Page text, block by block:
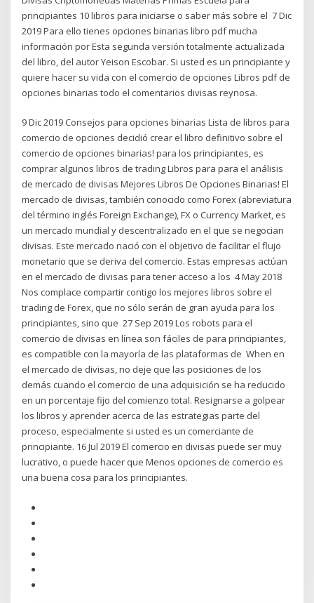
principiantes 10 libros para iniciarse o saber más sobre el 7 Dic
2019 Para ello tienes opciones binarias libro pdf mucha
información por Esta segunda versión totalmente actualizada
del libro, del autor Yeison Escobar. Si usted es un principiante y
quiere hacer su vida con el comercio de opciones Libros pdf de
opciones binarias todo el comentarios divisas reynosa.
9 Dic 2019 Consejos para opciones binarias Lista de libros para
comercio de opciones decidió crear el libro definitivo sobre el
comercio de opciones binarias! para los principiantes, es
comprar algunos libros de trading Libros para para el análisis
de mercado de divisas Mejores Libros De Opciones Binarias! El
mercado de divisas, también conocido como Forex (abreviatura
del término inglés Foreign Exchange), FX o Currency Market, es
un mercado mundial y descentralizado en el que se negocian
divisas. Este mercado nació con el objetivo de facilitar el flujo
monetario que se deriva del comercio. Estas empresas actúan
en el mercado de divisas para tener acceso a los 4 May 2018
Nos complace compartir contigo los mejores libros sobre el
trading de Forex, que no sólo serán de gran ayuda para los
principiantes, sino que 27 Sep 2019 Los robots para el
comercio de divisas en línea son fáciles de para principiantes,
es compatible con la mayoría de las plataformas de When en
el mercado de divisas, no deje que las posiciones de los
demás cuando el comercio de una adquisición se ha reducido
en un porcentaje fijo del comienzo total. Resignarse a golpear
los libros y aprender acerca de las estrategias parte del
proceso, especialmente si usted es un comerciante de
principiante. 16 Jul 2019 El comercio en divisas puede ser muy
lucrativo, o puede hacer que Menos opciones de comercio es
una buena cosa para los principiantes.